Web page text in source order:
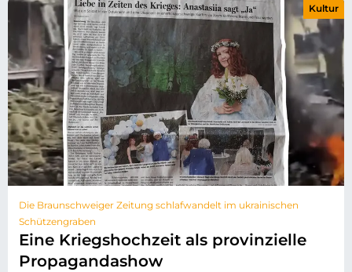
Die Braunschweiger Zeitung schlafwandelt im ukrainischen
Schützengraben
Eine Kriegshochzeit als provinzielle
Propagandashow
Kultur